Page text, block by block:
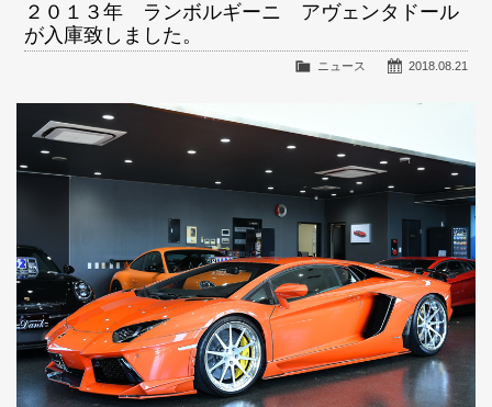
２０１３年 ランボルギーニ アヴェンタドール
が入庫致しました。
2018.08.21
ニュース